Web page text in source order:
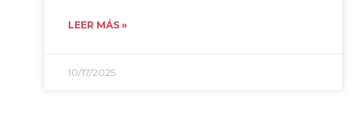
LEER MÁS »
10/17/2025